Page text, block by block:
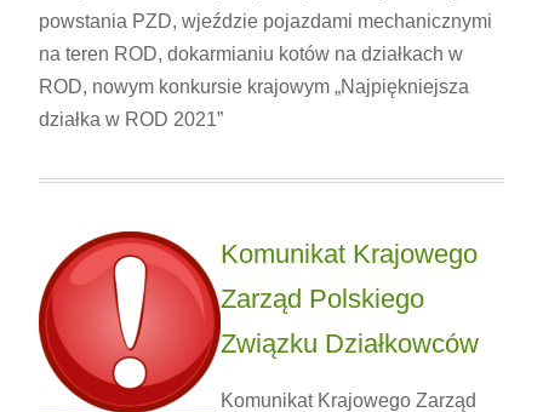
powstania PZD, wjeździe pojazdami mechanicznymi
na teren ROD, dokarmianiu kotów na działkach w
ROD, nowym konkursie krajowym „Najpiękniejsza
działka w ROD 2021”
Komunikat Krajowego
Zarząd Polskiego
Związku Działkowców
Komunikat Krajowego Zarząd